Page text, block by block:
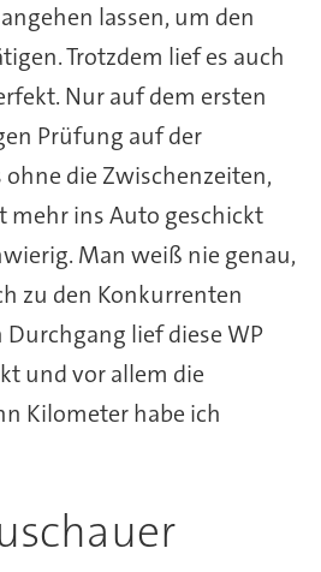
lassen, um den
Trotzdem lief es auch
Nur auf dem ersten
Prüfung auf der
ohne die Zwischenzeiten,
mehr ins Auto geschickt
Man weiß nie genau,
zu den Konkurrenten
lief diese WP
und vor allem die
Kilometer habe ich